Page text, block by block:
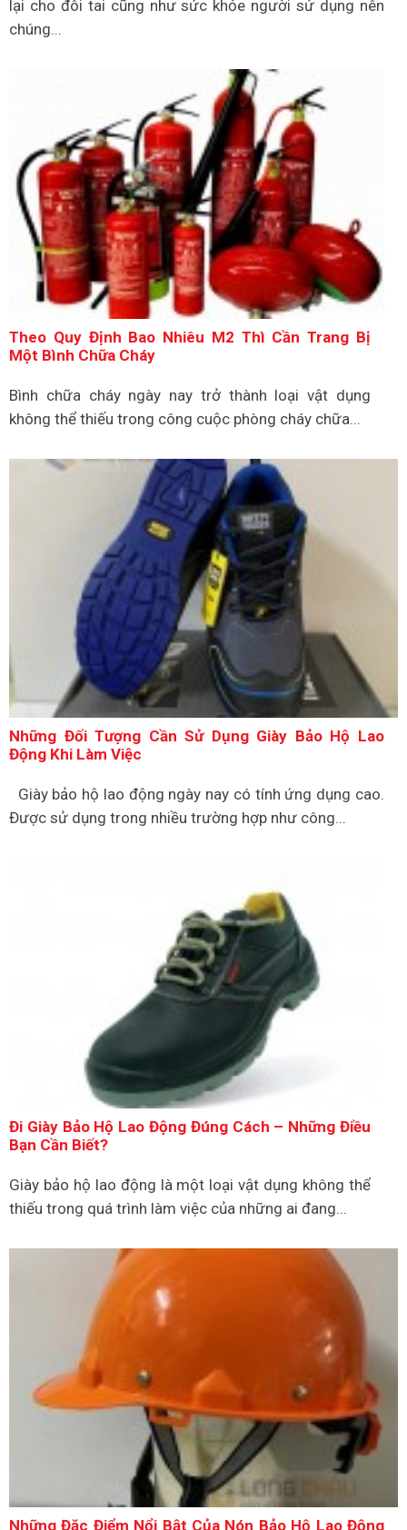
lại cho đôi tai cũng như sức khỏe người sử dụng nên
chúng...
Theo Quy Định Bao Nhiêu M2 Thì Cần Trang Bị
Một Bình Chữa Cháy
Bình chữa cháy ngày nay trở thành loại vật dụng
không thể thiếu trong công cuộc phòng cháy chữa...
Những Đối Tượng Cần Sử Dụng Giày Bảo Hộ Lao
Động Khi Làm Việc
Giày bảo hộ lao động ngày nay có tính ứng dụng cao.
Được sử dụng trong nhiều trường hợp như công...
Đi Giày Bảo Hộ Lao Động Đúng Cách – Những Điều
Bạn Cần Biết?
Giày bảo hộ lao động là một loại vật dụng không thể
thiếu trong quá trình làm việc của những ai đang...
Những Đặc Điểm Nổi Bật Của Nón Bảo Hộ Lao Động